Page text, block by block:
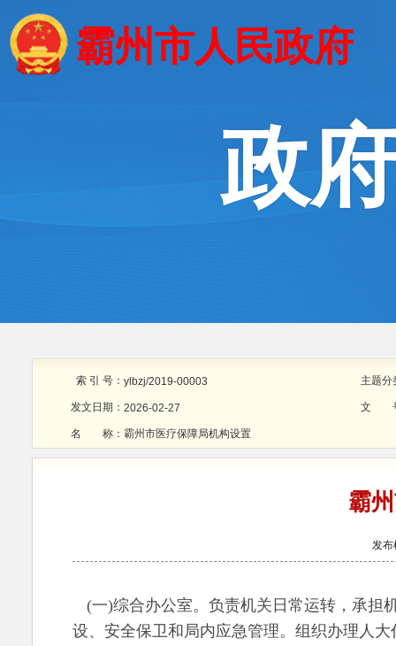
霸州市人民政府
政
索 引 号： ylbzj/2019-00003 主题分
发文日期： 2026-02-27 文
名 称： 霸州市医疗保障局机构设置
霸
发布
(一)综合办公室。负责机关日常运转，承担
设、安全保卫和局内应急管理。组织办理人